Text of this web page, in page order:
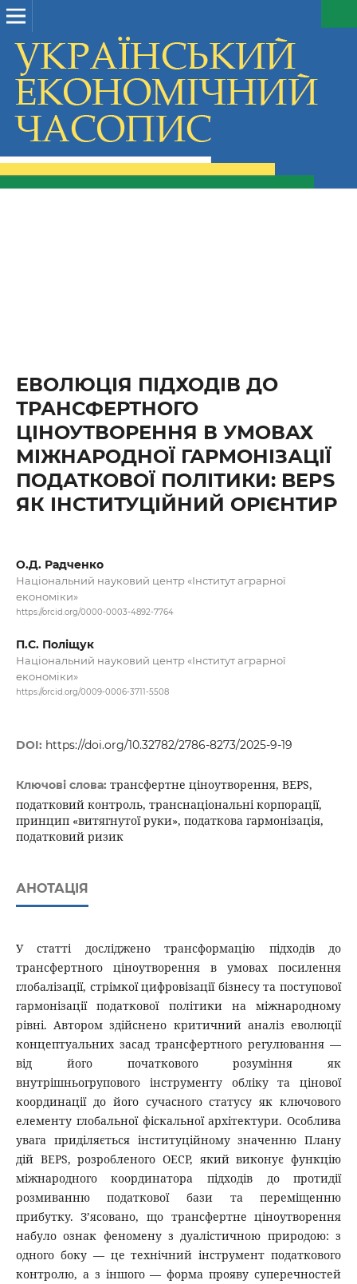
ЕВОЛЮЦІЯ ПІДХОДІВ ДО
ТРАНСФЕРТНОГО
ЦІНОУТВОРЕННЯ В УМОВАХ
МІЖНАРОДНОЇ ГАРМОНІЗАЦІЇ
ПОДАТКОВОЇ ПОЛІТИКИ: BEPS
ЯК ІНСТИТУЦІЙНИЙ ОРІЄНТИР
О.Д. Радченко
Національний науковий центр «Інститут аграрної
економіки»
https://orcid.org/0000-0003-4892-7764
П.С. Поліщук
Національний науковий центр «Інститут аграрної
економіки»
https://orcid.org/0009-0006-3711-5508
DOI: https://doi.org/10.32782/2786-8273/2025-9-19
Ключові слова: трансфертне ціноутворення, BEPS,
податковий контроль, транснаціональні корпорації,
принцип «витягнутої руки», податкова гармонізація,
податковий ризик
АНОТАЦІЯ
У статті досліджено трансформацію підходів до
трансфертного ціноутворення в умовах посилення
глобалізації, стрімкої цифровізації бізнесу та поступової
гармонізації податкової політики на міжнародному
рівні. Автором здійснено критичний аналіз еволюції
концептуальних засад трансфертного регулювання —
від його початкового розуміння як
внутрішньогрупового інструменту обліку та цінової
координації до його сучасного статусу як ключового
елементу глобальної фіскальної архітектури. Особлива
увага приділяється інституційному значенню Плану
дій BEPS, розробленого ОЕСР, який виконує функцію
міжнародного координатора підходів до протидії
розмиванню податкової бази та переміщенню
прибутку. З’ясовано, що трансфертне ціноутворення
набуло ознак феномену з дуалістичною природою: з
одного боку — це технічний інструмент податкового
контролю, а з іншого — форма прояву суперечностей